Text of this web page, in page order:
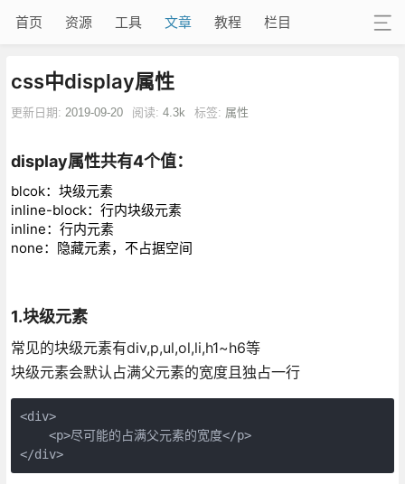
首页 资源 工具 文章 教程 栏目
css中display属性
更新日期: 2019-09-20 阅读: 4.3k 标签: 属性
display属性共有4个值：
blcok：块级元素
inline-block：行内块级元素
inline：行内元素
none：隐藏元素，不占据空间
1.块级元素
常见的块级元素有div,p,ul,ol,li,h1~h6等
块级元素会默认占满父元素的宽度且独占一行
<div>
    <p>尽可能的占满父元素的宽度</p>
</div>